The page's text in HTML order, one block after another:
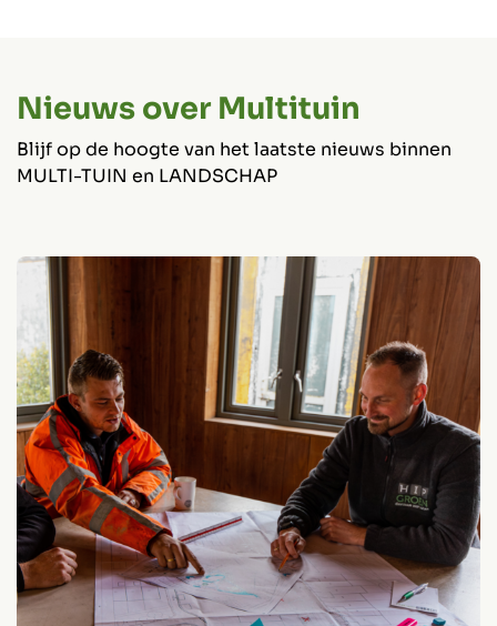
Nieuws over Multituin
Blijf op de hoogte van het laatste nieuws binnen
MULTI-TUIN en LANDSCHAP